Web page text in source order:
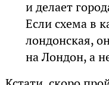
и делает
Если схема в
лондонская,
на Лондон, а